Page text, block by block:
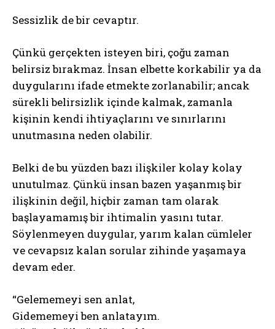
Sessizlik de bir cevaptır.
Çünkü gerçekten isteyen biri, çoğu zaman
belirsiz bırakmaz. İnsan elbette korkabilir ya da
duygularını ifade etmekte zorlanabilir; ancak
sürekli belirsizlik içinde kalmak, zamanla
kişinin kendi ihtiyaçlarını ve sınırlarını
unutmasına neden olabilir.
Belki de bu yüzden bazı ilişkiler kolay kolay
unutulmaz. Çünkü insan bazen yaşanmış bir
ilişkinin değil, hiçbir zaman tam olarak
başlayamamış bir ihtimalin yasını tutar.
Söylenmeyen duygular, yarım kalan cümleler
ve cevapsız kalan sorular zihinde yaşamaya
devam eder.
“Gelememeyi sen anlat,
Gidememeyi ben anlatayım.